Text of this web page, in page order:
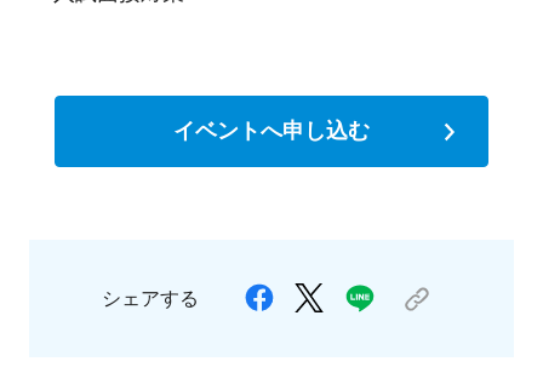
イベントへ申し込む
シェアする